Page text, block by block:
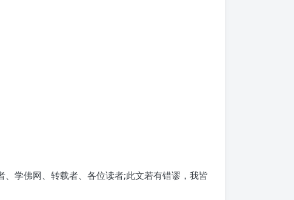
学佛网、转载者、各位读者;此文若有错谬，我皆